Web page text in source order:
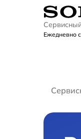
Ежедневно